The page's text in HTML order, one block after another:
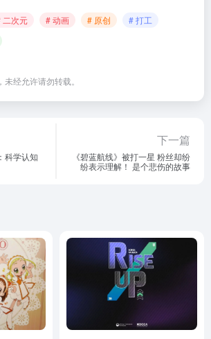
二次元 # 动画 # 原创
# 打工
经允许请勿转载。
科学认知
下一篇
《碧蓝航线》被打一星 粉丝却纷
纷表示理解！ 是个悲伤的故事